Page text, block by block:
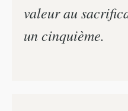
valeur au
un cinquième.